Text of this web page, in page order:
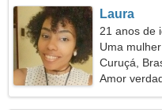
Laura
21 anos de
Uma
Curuçá,
Amor